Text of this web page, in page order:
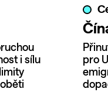
i sílu
pro